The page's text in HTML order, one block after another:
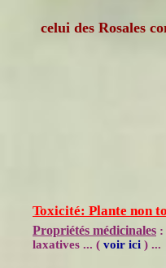
celui des Rosales
Toxicité: Plante non
Propriétés médicinales :
laxatives ... ( voir ici ) ...